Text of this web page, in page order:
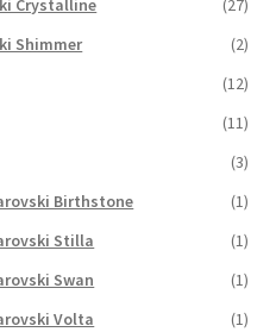
Crystalline
(27)
Shimmer
(2)
(12)
(11)
(3)
Birthstone
(1)
Stilla
(1)
Swan
(1)
Volta
(1)